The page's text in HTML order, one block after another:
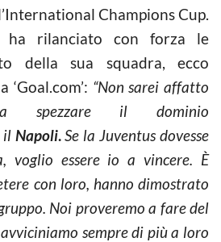
Champions Cup.
ha rilanciato con forza le
della sua squadra, ecco
“Non sarei affatto
spezzare il dominio
il Napoli.Se la Juventus dovesse
voglio essere io a vincere. È
con loro, hanno dimostrato
Noi proveremo a fare del
sempre di più a loro